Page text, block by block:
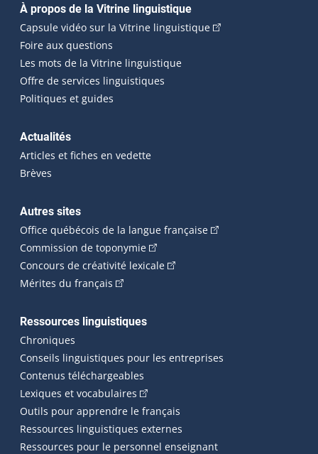
Navigation principale
À propos de la Vitrine linguistique
Capsule vidéo sur la Vitrine linguistique(Cet hyperlien
Foire aux questions
Les mots de la Vitrine linguistique
Offre de services linguistiques
Politiques et guides
Actualités
Articles et fiches en vedette
Brèves
Autres sites
Office québécois de la langue française(Cet hyperlien
Commission de toponymie(Cet hyperlien externe s'ouvrira
Concours de créativité lexicale(Cet hyperlien externe
Mérites du français (Cet hyperlien externe s'ouvrira dans une
Ressources linguistiques
Chroniques
Conseils linguistiques pour les entreprises
Contenus téléchargeables
Lexiques et vocabulaires (Cet hyperlien externe s'ouvrira
Outils pour apprendre le français
Ressources linguistiques externes
Ressources pour le personnel enseignant